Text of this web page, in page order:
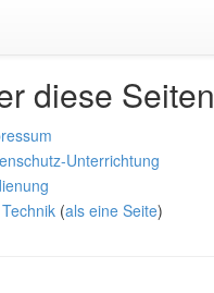
diese Seiten
Unterrichtung
(als eine Seite)